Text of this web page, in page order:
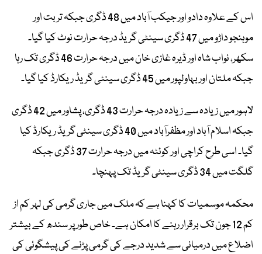
اس کے علاوہ دادو اور جیکب آباد میں 48 ڈگری جبکہ تربت اور
موہنجو داڑو میں 47 ڈگری سینٹی گریڈ درجہ حرارت نوٹ کیا گیا۔
سکھر، نواب شاہ اور ڈیرہ غازی خان میں درجہ حرارت 46 ڈگری تک رہا
جبکہ ملتان اور بہاولپور میں 45 ڈگری سینٹی گریڈ ریکارڈ کیا گیا۔
لاہور میں زیادہ سے زیادہ درجہ حرارت 43 ڈگری، پشاور میں 42 ڈگری
جبکہ اسلام آباد اور مظفرآباد میں 40 ڈگری سینٹی گریڈ ریکارڈ کیا
گیا۔ اسی طرح کراچی اور کوئٹہ میں درجہ حرارت 37 ڈگری جبکہ
گلگت میں 34 ڈگری سینٹی گریڈ تک پہنچا۔
محکمہ موسمیات کا کہنا ہے کہ ملک میں جاری گرمی کی لہر کم از
کم 12 جون تک برقرار رہنے کا امکان ہے۔ خاص طور پر سندھ کے بیشتر
اضلاع میں درمیانی سے شدید درجے کی گرمی پڑنے کی پیشگوئی کی